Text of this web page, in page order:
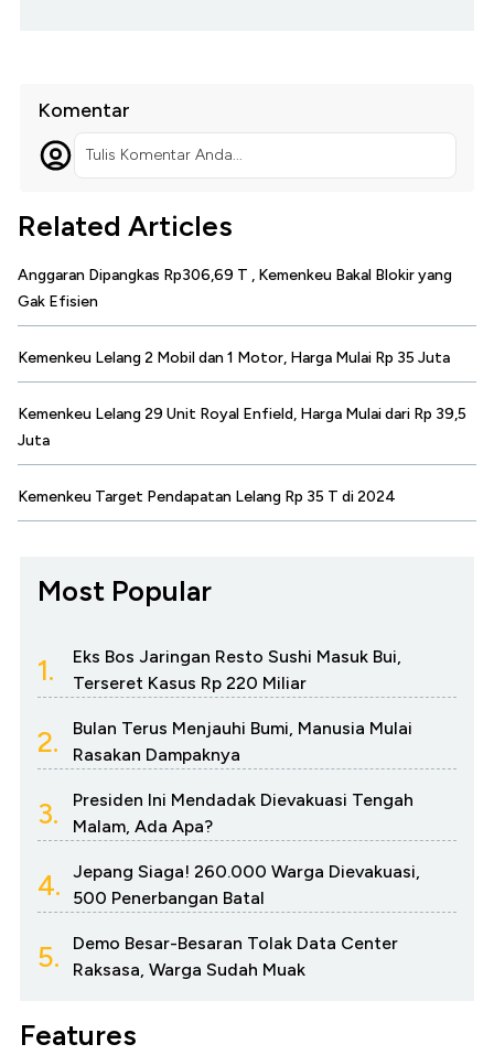
Komentar
Tulis Komentar Anda...
Related Articles
Anggaran Dipangkas Rp306,69 T , Kemenkeu Bakal Blokir yang
Gak Efisien
Kemenkeu Lelang 2 Mobil dan 1 Motor, Harga Mulai Rp 35 Juta
Kemenkeu Lelang 29 Unit Royal Enfield, Harga Mulai dari Rp 39,5
Juta
Kemenkeu Target Pendapatan Lelang Rp 35 T di 2024
Most Popular
1.
Eks Bos Jaringan Resto Sushi Masuk Bui,
Terseret Kasus Rp 220 Miliar
2.
Bulan Terus Menjauhi Bumi, Manusia Mulai
Rasakan Dampaknya
3.
Presiden Ini Mendadak Dievakuasi Tengah
Malam, Ada Apa?
4.
Jepang Siaga! 260.000 Warga Dievakuasi,
500 Penerbangan Batal
5.
Demo Besar-Besaran Tolak Data Center
Raksasa, Warga Sudah Muak
Features